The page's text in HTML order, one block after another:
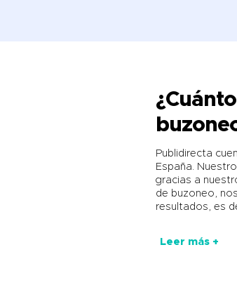
Publidirecta
España.
gracias a
de buzoneo,
resultados, es
Leer más +